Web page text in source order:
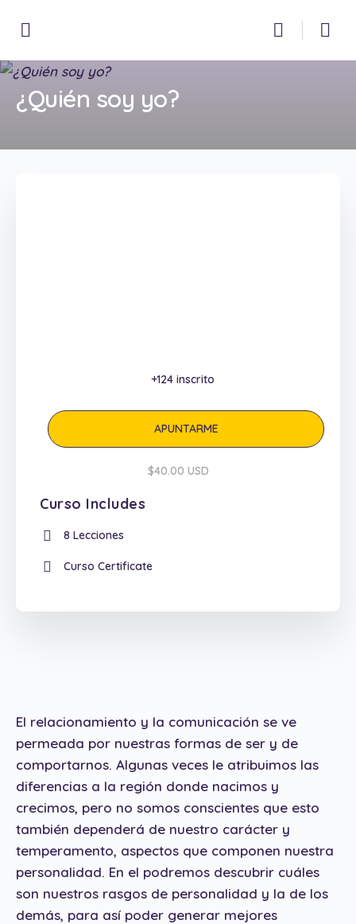
¿Quién soy yo?
El relacionamiento y la comunicación se ve
permeada por nuestras formas de ser y de
comportarnos. Algunas veces le atribuimos las
diferencias a la región donde nacimos y
crecimos, pero no somos conscientes que esto
también dependerá de nuestro carácter y
temperamento, aspectos que componen nuestra
personalidad. En el podremos descubrir cuáles
son nuestros rasgos de personalidad y la de los
demás, para así poder generar mejores
+124 inscrito
APUNTARME
$40.00 USD
Curso Includes
8 Lecciones
Curso Certificate